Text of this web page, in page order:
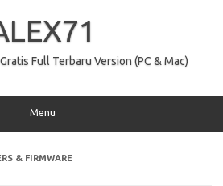
Full Terbaru Version (PC & Mac)
Menu
& FIRMWARE